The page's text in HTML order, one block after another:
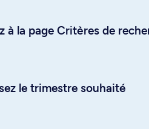
à la page Critères de
le trimestre souhaité